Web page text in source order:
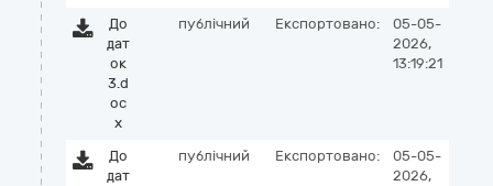
До
дат
ок
3.d
oc
x
публічний Експортовано:
05-05-
2026,
13:19:21
До
дат
публічний Експортовано:
05-05-
2026,